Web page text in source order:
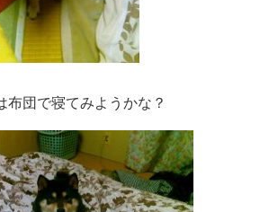
布団で寝てみようかな？